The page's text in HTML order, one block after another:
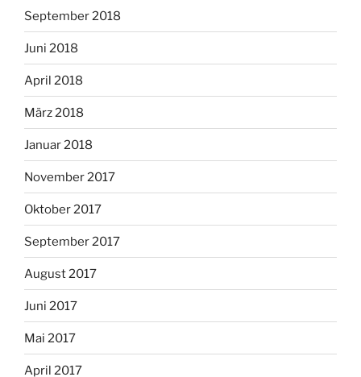
September 2018
Juni 2018
April 2018
März 2018
Januar 2018
November 2017
Oktober 2017
September 2017
August 2017
Juni 2017
Mai 2017
April 2017